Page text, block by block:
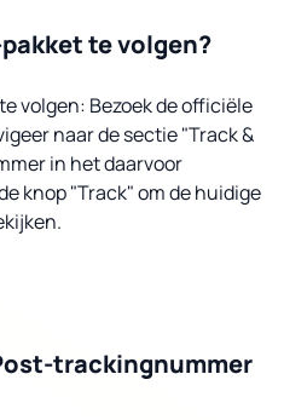
te volgen?
volgen: Bezoek de officiële
naar de sectie "Track &
in het daarvoor
knop "Track" om de huidige
trackingnummer